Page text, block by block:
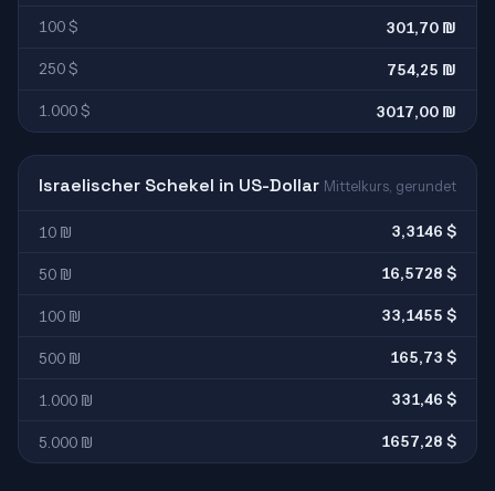
100 $ 301,70 ₪
250 $ 754,25 ₪
1.000 $ 3017,00 ₪
Israelischer Schekel in US-Dollar Mittelkurs, gerundet
10 ₪ 3,3146 $
50 ₪ 16,5728 $
100 ₪ 33,1455 $
500 ₪ 165,73 $
1.000 ₪ 331,46 $
5.000 ₪ 1657,28 $